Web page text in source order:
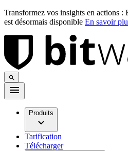
Transformez vos insights en actions
est désormais disponible En savoir
Produits
Tarification
Télécharger